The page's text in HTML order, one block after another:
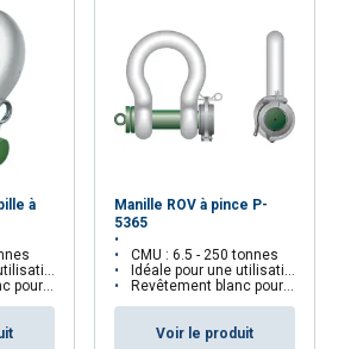
à
marine
visibilité
Manille ROV à pince P-
5365
CMU : 6.5 - 250 tonnes
Idéale pour une utilisation sous-marine
Revêtement blanc pour une meilleure visibilité
Voir le produit